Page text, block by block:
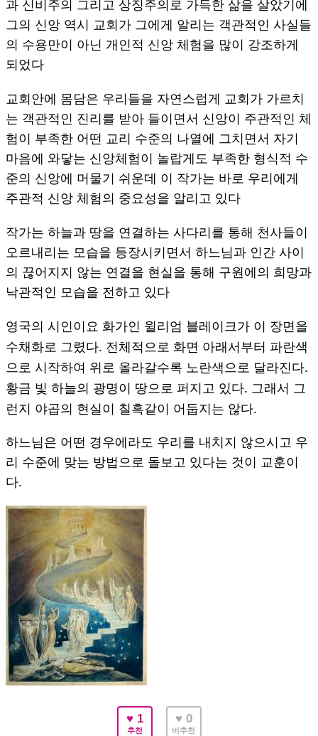
과 신비주의 그리고 상징주의로 가득한 삶을 살았기에
그의 신앙 역시 교회가 그에게 알리는 객관적인 사실들
의 수용만이 아닌 개인적 신앙 체험을 많이 강조하게
되었다
교회안에 몸담은 우리들을 자연스럽게 교회가 가르치
는 객관적인 진리를 받아 들이면서 신앙이 주관적인 체
험이 부족한 어떤 교리 수준의 나열에 그치면서 자기
마음에 와닿는 신앙체험이 놀랍게도 부족한 형식적 수
준의 신앙에 머물기 쉬운데 이 작가는 바로 우리에게
주관적 신앙 체험의 중요성을 알리고 있다
작가는 하늘과 땅을 연결하는 사다리를 통해 천사들이
오르내리는 모습을 등장시키면서 하느님과 인간 사이
의 끊어지지 않는 연결을 현실을 통해 구원에의 희망과
낙관적인 모습을 전하고 있다
영국의 시인이요 화가인 윌리엄 블레이크가 이 장면을
수채화로 그렸다. 전체적으로 화면 아래서부터 파란색
으로 시작하여 위로 올라갈수록 노란색으로 달라진다.
황금 빛 하늘의 광명이 땅으로 퍼지고 있다. 그래서 그
런지 야곱의 현실이 칠흑같이 어둡지는 않다.
하느님은 어떤 경우에라도 우리를 내치지 않으시고 우
리 수준에 맞는 방법으로 돌보고 있다는 것이 교훈이
다.
♥ 1
추천
♥ 0
비추천